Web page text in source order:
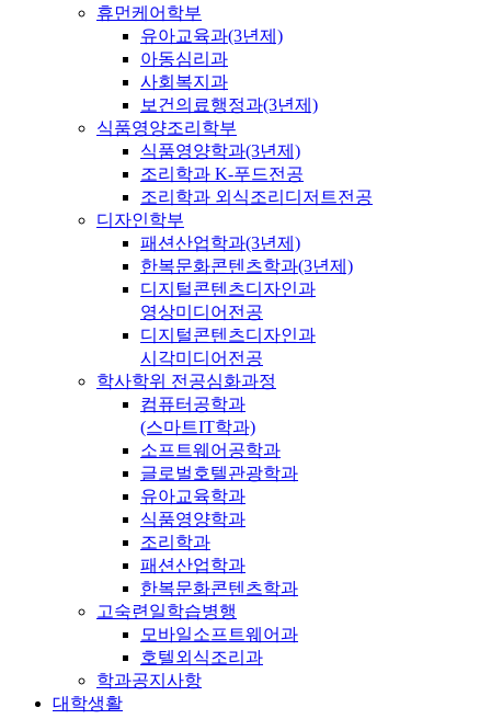
휴먼케어학부
유아교육과(3년제)
아동심리과
사회복지과
보건의료행정과(3년제)
식품영양조리학부
식품영양학과(3년제)
조리학과 K-푸드전공
조리학과 외식조리디저트전공
디자인학부
패션산업학과(3년제)
한복문화콘텐츠학과(3년제)
디지털콘텐츠디자인과
영상미디어전공
디지털콘텐츠디자인과
시각미디어전공
학사학위 전공심화과정
컴퓨터공학과
(스마트IT학과)
소프트웨어공학과
글로벌호텔관광학과
유아교육학과
식품영양학과
조리학과
패션산업학과
한복문화콘텐츠학과
고숙련일학습병행
모바일소프트웨어과
호텔외식조리과
학과공지사항
대학생활